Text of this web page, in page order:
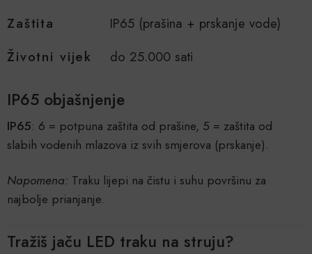
Zaštita
IP65 (prašina + prskanje vode)
Životni vijek
do 25.000 sati
IP65 objašnjenje
IP65: 6 = potpuna zaštita od prašine, 5 = zaštita od
slabih vodenih mlazova iz svih smjerova (prskanje).
Napomena: Traku lijepi na čistu i suhu površinu za
najbolje prianjanje.
Tražiš jaču LED traku na struju?